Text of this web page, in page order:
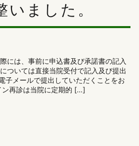
いました。
には、事前に申込書及び承諾書の記入
ついては直接当院受付で記入及び提出
子メールで提出していただくことをお
ン再診は当院に定期的 […]